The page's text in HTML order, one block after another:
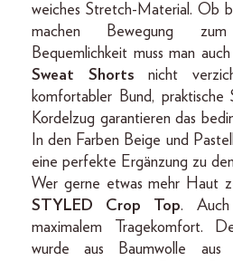
weiches Stretch-Material. Ob
machen Bewegung
Bequemlichkeit muss man
Sweat Shorts nicht
komfortabler Bund, praktische
Kordelzug garantieren das
In den Farben Beige und
eine perfekte Ergänzung zu
Wer gerne etwas mehr Haut
STYLED Crop Top.
maximalem Tragekomfort.
wurde aus Baumwolle aus